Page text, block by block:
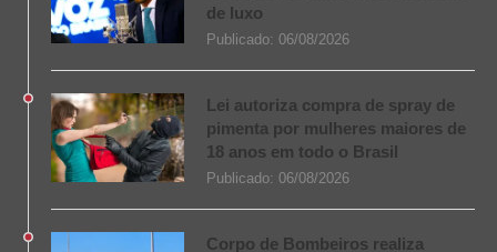
de luxo
Publicado: 06/08/2026
Lei autoriza compra de spray de
pimenta por mulheres maiores de
18 anos em todo o Brasil
Publicado: 06/08/2026
Corpo de Bombeiros realiza